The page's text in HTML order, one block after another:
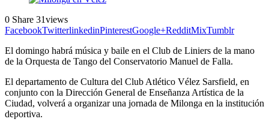
0 Share 31views
FacebookTwitterlinkedinPinterestGoogle+RedditMixTumblr
El domingo habrá música y baile en el Club de Liniers de la mano
de la Orquesta de Tango del Conservatorio Manuel de Falla.
El departamento de Cultura del Club Atlético Vélez Sarsfield, en
conjunto con la Dirección General de Enseñanza Artística de la
Ciudad, volverá a organizar una jornada de Milonga en la institución
deportiva.